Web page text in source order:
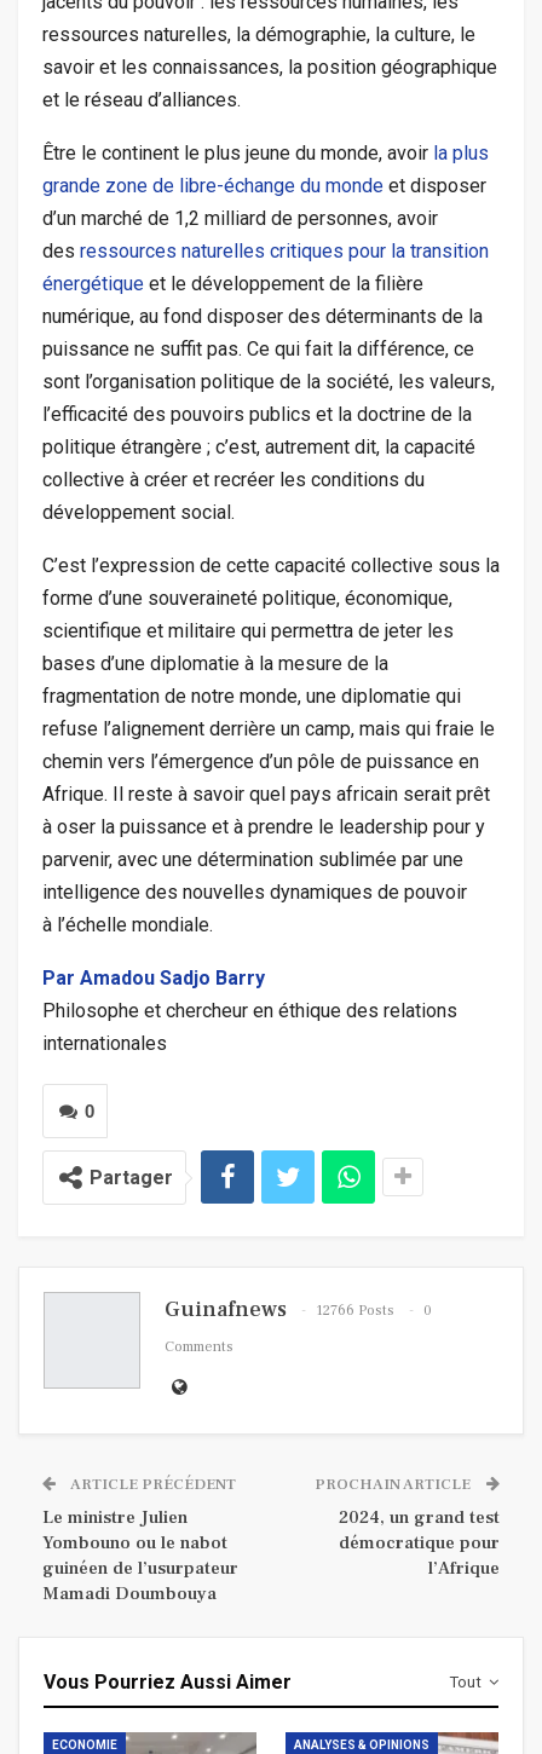
ressources naturelles, la démographie, la culture, le
savoir et les connaissances, la position géographique
et le réseau d’alliances.
Être le continent le plus jeune du monde, avoir la plus
grande zone de libre-échange du monde et disposer
d’un marché de 1,2 milliard de personnes, avoir
des ressources naturelles critiques pour la transition
énergétique et le développement de la filière
numérique, au fond disposer des déterminants de la
puissance ne suffit pas. Ce qui fait la différence, ce
sont l’organisation politique de la société, les valeurs,
l’efficacité des pouvoirs publics et la doctrine de la
politique étrangère ; c’est, autrement dit, la capacité
collective à créer et recréer les conditions du
développement social.
C’est l’expression de cette capacité collective sous la
forme d’une souveraineté politique, économique,
scientifique et militaire qui permettra de jeter les
bases d’une diplomatie à la mesure de la
fragmentation de notre monde, une diplomatie qui
refuse l’alignement derrière un camp, mais qui fraie le
chemin vers l’émergence d’un pôle de puissance en
Afrique. Il reste à savoir quel pays africain serait prêt
à oser la puissance et à prendre le leadership pour y
parvenir, avec une détermination sublimée par une
intelligence des nouvelles dynamiques de pouvoir
à l’échelle mondiale.
Par Amadou Sadjo Barry
Philosophe et chercheur en éthique des relations
internationales
0
Partager
Guinafnews 12766 Posts
0
Comments
ARTICLE PRÉCÉDENT
Le ministre Julien
Yombouno ou le nabot
guinéen de l’usurpateur
Mamadi Doumbouya
PROCHAIN ARTICLE
2024, un grand test
démocratique pour
l’Afrique
Tout
Vous Pourriez Aussi Aimer
ECONOMIE ANALYSES & OPINIONS